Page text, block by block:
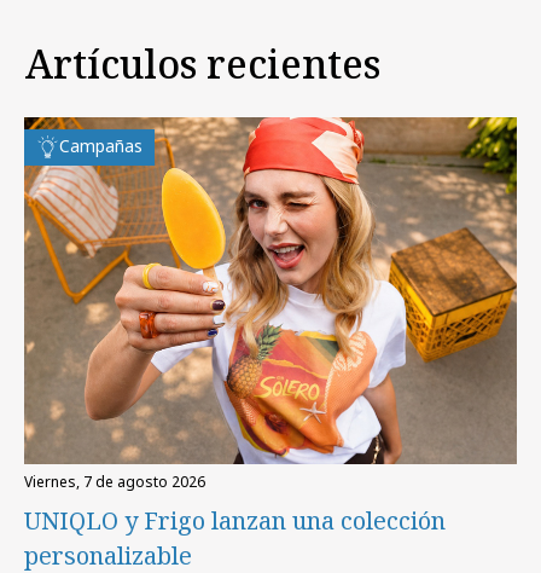
Artículos recientes
Campañas
viernes, 7 de agosto 2026
UNIQLO y Frigo lanzan una colección
personalizable